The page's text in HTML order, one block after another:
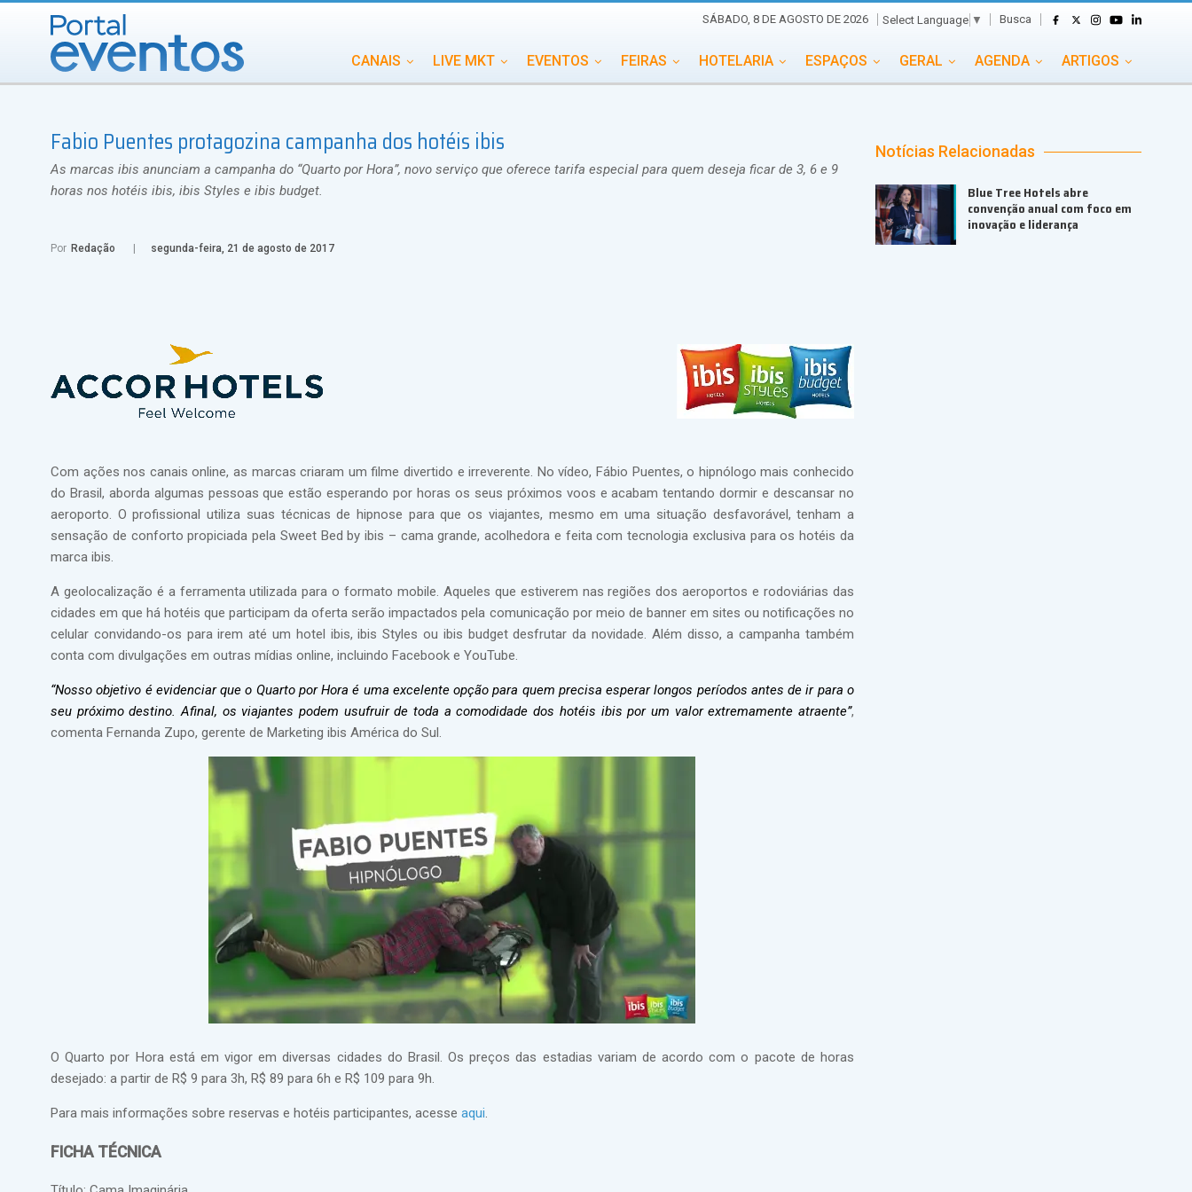
SÁBADO, 8 DE AGOSTO DE 2026 Select Language ▼ Busca
CANAIS LIVE MKT EVENTOS FEIRAS HOTELARIA ESPAÇOS GERAL AGENDA ARTIGOS
INCENTIVOS INTERNACIONAL PORTAL EVENTOS TV TRANSPORTES
TURISMO VAI E VEM
Fabio Puentes protagozina campanha dos hotéis ibis
As marcas ibis anunciam a campanha do “Quarto por Hora”, novo serviço que oferece tarifa especial para quem deseja ficar de 3, 6 e 9
horas nos hotéis ibis, ibis Styles e ibis budget.
Por Redação segunda-feira, 21 de agosto de 2017
Com ações nos canais online, as marcas criaram um filme divertido e irreverente. No vídeo, Fábio Puentes, o hipnólogo mais conhecido
do Brasil, aborda algumas pessoas que estão esperando por horas os seus próximos voos e acabam tentando dormir e descansar no
aeroporto. O profissional utiliza suas técnicas de hipnose para que os viajantes, mesmo em uma situação desfavorável, tenham a
sensação de conforto propiciada pela Sweet Bed by ibis – cama grande, acolhedora e feita com tecnologia exclusiva para os hotéis da
marca ibis.
A geolocalização é a ferramenta utilizada para o formato mobile. Aqueles que estiverem nas regiões dos aeroportos e rodoviárias das
cidades em que há hotéis que participam da oferta serão impactados pela comunicação por meio de banner em sites ou notificações no
celular convidando-os para irem até um hotel ibis, ibis Styles ou ibis budget desfrutar da novidade. Além disso, a campanha também
conta com divulgações em outras mídias online, incluindo Facebook e YouTube.
“Nosso objetivo é evidenciar que o Quarto por Hora é uma excelente opção para quem precisa esperar longos períodos antes de ir para o
seu próximo destino. Afinal, os viajantes podem usufruir de toda a comodidade dos hotéis ibis por um valor extremamente atraente”,
comenta Fernanda Zupo, gerente de Marketing ibis América do Sul.
O Quarto por Hora está em vigor em diversas cidades do Brasil. Os preços das estadias variam de acordo com o pacote de horas
desejado: a partir de R$ 9 para 3h, R$ 89 para 6h e R$ 109 para 9h.
Para mais informações sobre reservas e hotéis participantes, acesse aqui.
FICHA TÉCNICA
Notícias Relacionadas
Blue Tree Hotels abre
convenção anual com foco em
inovação e liderança